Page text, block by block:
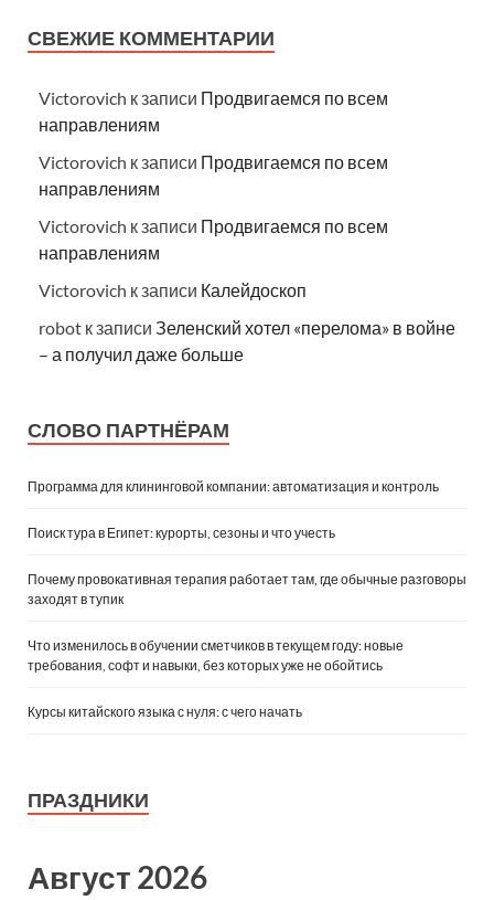
СВЕЖИЕ КОММЕНТАРИИ
Victorovich к записи Продвигаемся по всем
направлениям
Victorovich к записи Продвигаемся по всем
направлениям
Victorovich к записи Продвигаемся по всем
направлениям
Victorovich к записи Калейдоскоп
robot к записи Зеленский хотел «перелома» в войне
– а получил даже больше
СЛОВО ПАРТНЁРАМ
Программа для клининговой компании: автоматизация и контроль
Поиск тура в Египет: курорты, сезоны и что учесть
Почему провокативная терапия работает там, где обычные разговоры
заходят в тупик
Что изменилось в обучении сметчиков в текущем году: новые
требования, софт и навыки, без которых уже не обойтись
Курсы китайского языка с нуля: с чего начать
ПРАЗДНИКИ
Август 2026